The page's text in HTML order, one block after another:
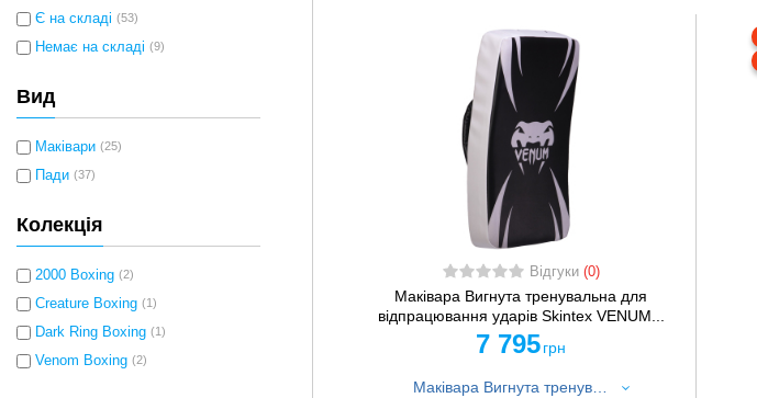
Є на складі (53)
Немає на складі (9)
Вид
Маківари (25)
Пади (37)
Колекція
2000 Boxing (2)
Creature Boxing (1)
Dark Ring Boxing (1)
Venom Boxing (2)
Відгуки (0)
Маківара Вигнута тренувальна для
відпрацювання ударів Skintex VENUM...
7 795 грн